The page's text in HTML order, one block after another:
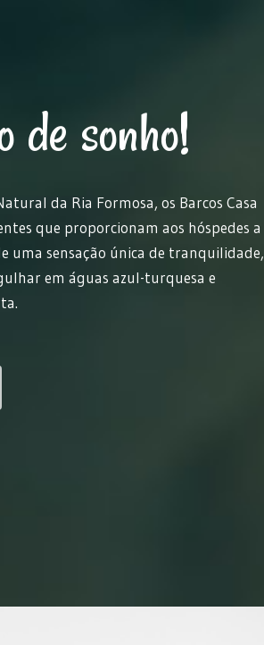
de sonho!
da Ria Formosa, os Barcos Casa
que proporcionam aos hóspedes a
uma sensação única de tranquilidade,
em águas azul-turquesa e